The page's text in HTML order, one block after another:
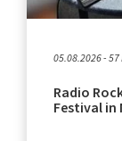
05.08.2026 - 57
Radio
Festival in